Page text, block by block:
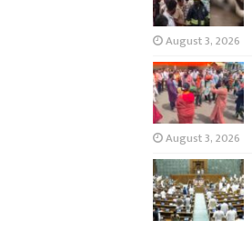
August 3, 2026
August 3, 2026